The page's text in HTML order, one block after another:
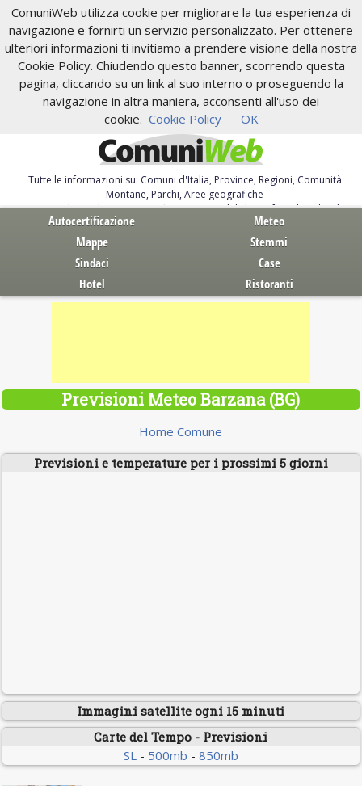
ComuniWeb utilizza cookie per migliorare la tua esperienza di
navigazione e fornirti un servizio personalizzato. Per ottenere
ulteriori informazioni ti invitiamo a prendere visione della nostra
Cookie Policy. Chiudendo questo banner, scorrendo questa
pagina, cliccando su un link al suo interno o proseguendo la
navigazione in altra maniera, acconsenti all'uso dei
cookie. Cookie Policy OK
Tutte le informazioni su: Comuni d'Italia, Province, Regioni, Comunità
Montane, Parchi, Aree geografiche
Servizi al Cittadino. Autocertificazione, moduli, leggi, free download
Autocertificazione
Meteo
Mappe
Stemmi
Sindaci
Case
Hotel
Ristoranti
Previsioni Meteo Barzana (BG)
Home Comune
Previsioni e temperature per i prossimi 5 giorni
Immagini satellite ogni 15 minuti
Carte del Tempo - Previsioni
SL- 500mb - 850mb